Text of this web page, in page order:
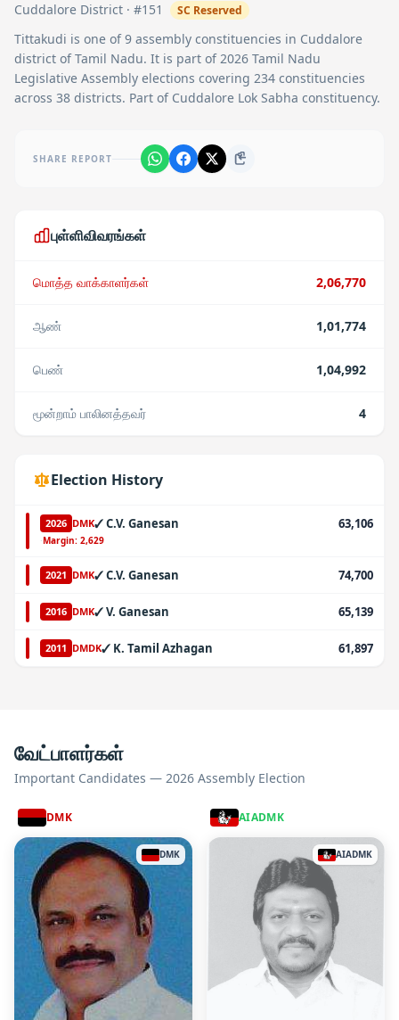
Cuddalore District · #151 SC Reserved
Tittakudi is one of9 assembly constituencies in Cuddalore
district of Tamil Nadu. It is part of 2026 Tamil Nadu
Legislative Assembly elections covering 234 constituencies
across 38 districts. Part of Cuddalore Lok Sabha constituency.
SHARE REPORT
புள்ளிவிவரங்கள்
மொத்த வாக்காளர்கள் 2,06,770
ஆண் 1,01,774
பெண் 1,04,992
மூன்றாம் பாலினத்தவர் 4
Election History
2026 DMK✓C.V. Ganesan 63,106
·Margin: 2,629
2021 DMK✓C.V. Ganesan 74,700
2016 DMK✓V. Ganesan 65,139
2011 DMDK✓ K. Tamil Azhagan 61,897
வேட்பாளர்கள்
Important Candidates — 2026 Assembly Election
DMK
DMK
AIADMK
AIADMK